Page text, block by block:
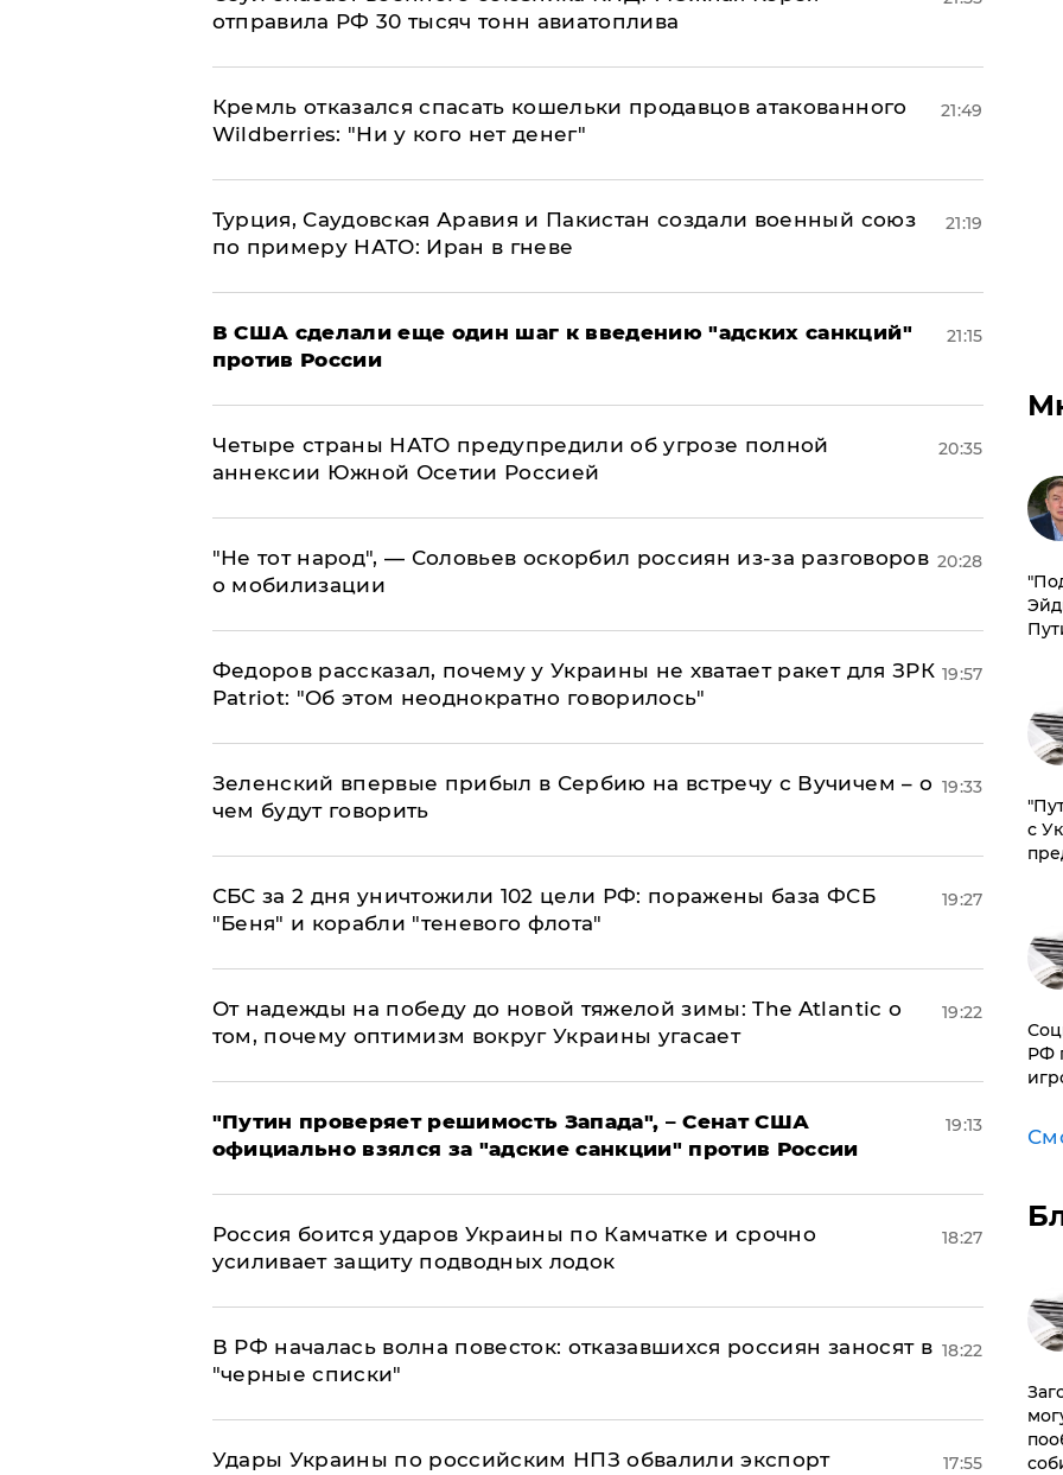
отправила РФ 30 тысяч тонн авиатоплива
Кремль отказался спасать кошельки продавцов атакованного
Wildberries: "Ни у кого нет денег"
21:49
Турция, Саудовская Аравия и Пакистан создали военный союз
по примеру НАТО: Иран в гневе
21:19
В США сделали еще один шаг к введению "адских санкций"
против России
21:15
Четыре страны НАТО предупредили об угрозе полной
аннексии Южной Осетии Россией
20:35
​"Не тот народ", — Соловьев оскорбил россиян из-за разговоров
о мобилизации
20:28
Федоров рассказал, почему у Украины не хватает ракет для ЗРК
Patriot: "Об этом неоднократно говорилось"
19:57
Зеленский впервые прибыл в Сербию на встречу с Вучичем – о
чем будут говорить
19:33
СБС за 2 дня уничтожили 102 цели РФ: поражены база ФСБ
"Беня" и корабли "теневого флота"
19:27
От надежды на победу до новой тяжелой зимы: The Atlantic о
том, почему оптимизм вокруг Украины угасает
19:22
"Путин проверяет решимость Запада", – Сенат США
официально взялся за "адские санкции" против России
19:13
Россия боится ударов Украины по Камчатке и срочно
усиливает защиту подводных лодок
18:27
​В РФ началась волна повесток: отказавшихся россиян заносят в
"черные списки"
18:22
Удары Украины по российским НПЗ обвалили экспорт 17:55
с
РФ